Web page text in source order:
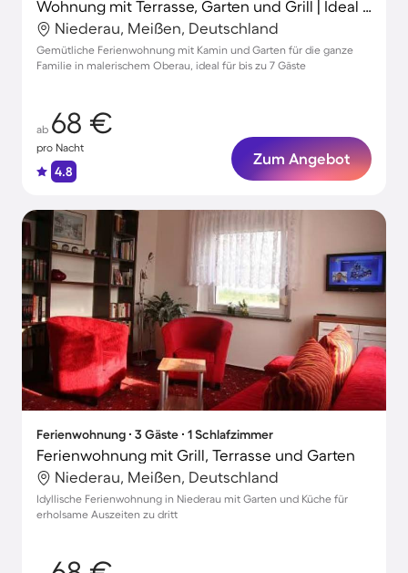
Wohnung mit Terrasse, Garten und Grill | Ideal für Homeoffice
Niederau, Meißen, Deutschland
Gemütliche Ferienwohnung mit Kamin und Garten für die ganze
Familie in malerischem Oberau, ideal für bis zu 7 Gäste
ab 68 €
pro Nacht
4.8
Zum Angebot
Ferienwohnung ∙ 3 Gäste ∙ 1 Schlafzimmer
Ferienwohnung mit Grill, Terrasse und Garten
Niederau, Meißen, Deutschland
Idyllische Ferienwohnung in Niederau mit Garten und Küche für
erholsame Auszeiten zu dritt